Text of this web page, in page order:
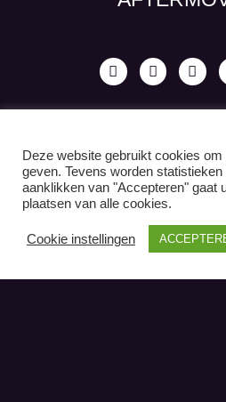
Deze website gebruikt cookies
geven. Tevens worden statistieken
aanklikken van "Accepteren" gaat
plaatsen van alle cookies.
Cookie instellingen